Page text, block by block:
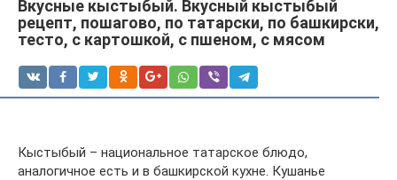
Вкусные кыстыбый. Вкусный кыстыбый
рецепт, пошагово, по татарски, по башкирски,
тесто, с картошкой, с пшеном, с мясом
Кыстыбый – национальное татарское блюдо,
аналогичное есть и в башкирской кухне. Кушанье